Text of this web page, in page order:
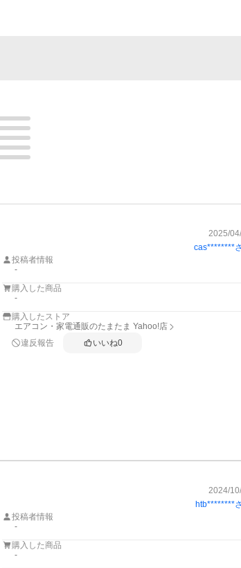
2025/
cas********
投稿者情報
-
購入した商品
-
購入したストア
エアコン・家電通販のたまたま Yahoo!店
違反報告
いいね0
2024/
htb********
投稿者情報
-
購入した商品
-